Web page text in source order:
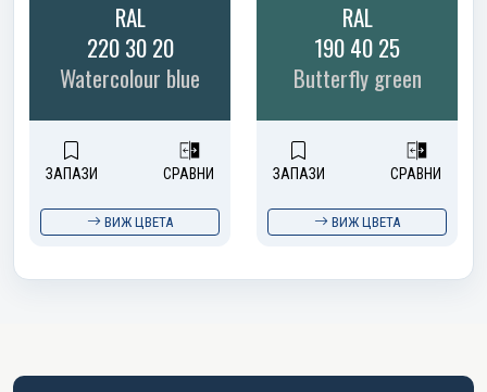
RAL
220 30 20
Watercolour blue
ЗАПАЗИ СРАВНИ
ВИЖ ЦВЕТА
RAL
190 40 25
Butterfly green
ЗАПАЗИ СРАВНИ
ВИЖ ЦВЕТА